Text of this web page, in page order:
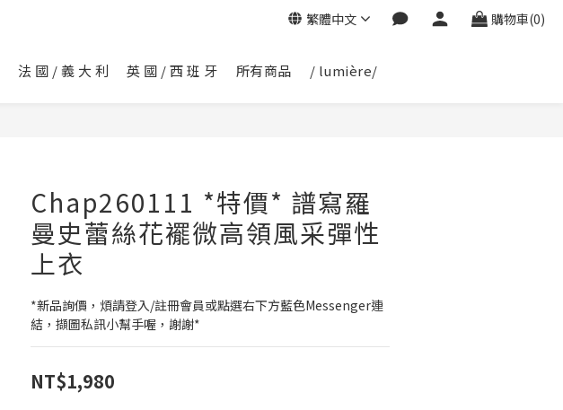
繁體中文 購物車(0)
法 國 / 義 大 利 英 國 / 西 班 牙 所有商品 / lumière/
Chap260111 *特價* 譜寫羅
曼史蕾絲花襬微高領風采彈性
上衣
*新品詢價，煩請登入/註冊會員或點選右下方藍色Messenger連
結，擷圖私訊小幫手喔，謝謝*
NT$1,980